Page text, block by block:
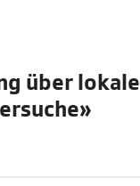
über lokale